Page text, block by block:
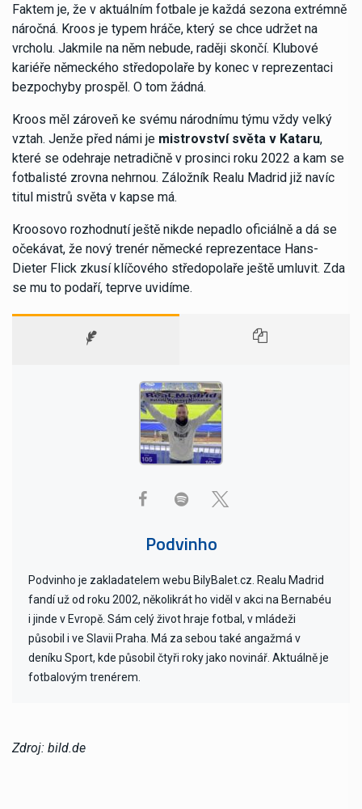
Faktem je, že v aktuálním fotbale je každá sezona extrémně
náročná. Kroos je typem hráče, který se chce udržet na
vrcholu. Jakmile na něm nebude, raději skončí. Klubové
kariéře německého středopolaře by konec v reprezentaci
bezpochyby prospěl. O tom žádná.
Kroos měl zároveň ke svému národnímu týmu vždy velký
vztah. Jenže před námi je mistrovství světa v Kataru,
které se odehraje netradičně v prosinci roku 2022 a kam se
fotbalisté zrovna nehrnou. Záložník Realu Madrid již navíc
titul mistrů světa v kapse má.
Kroosovo rozhodnutí ještě nikde nepadlo oficiálně a dá se
očekávat, že nový trenér německé reprezentace Hans-
Dieter Flick zkusí klíčového středopolaře ještě umluvit. Zda
se mu to podaří, teprve uvidíme.
Podvinho
Podvinho je zakladatelem webu BilyBalet.cz. Realu Madrid
fandí už od roku 2002, několikrát ho viděl v akci na Bernabéu
i jinde v Evropě. Sám celý život hraje fotbal, v mládeži
působil i ve Slavii Praha. Má za sebou také angažmá v
deníku Sport, kde působil čtyři roky jako novinář. Aktuálně je
fotbalovým trenérem.
Zdroj: bild.de